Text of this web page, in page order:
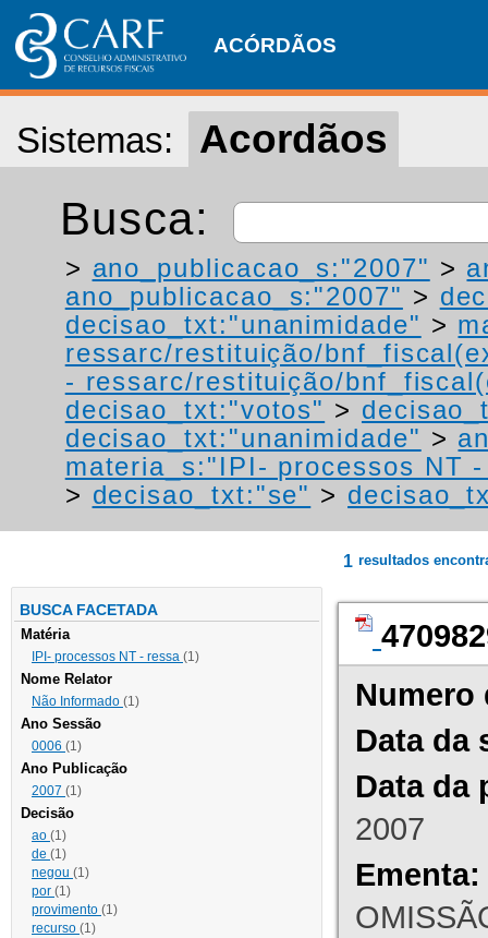
ACÓRDÃOS
Sistemas: Acordãos
Busca:
> ano_publicacao_s:"2007" >
ano_publicacao_s:"2007" >
decisao_txt:"unanimidade" >
ressarc/restituição/
- ressarc/restituição/
decisao_txt:"votos" >
decisao_txt:"unanimidade" >
materia_s:"IPI- processos NT
> decisao_txt:"se" >
BUSCA FACETADA
Matéria
IPI- processos NT - ressa (1)
Nome Relator
Não Informado (1)
Ano Sessão
0006 (1)
Ano Publicação
2007 (1)
Decisão
ao (1)
de (1)
negou (1)
por (1)
provimento (1)
recurso (1)
1 resultados
Numero
Data da
Data da
2007
Ementa: